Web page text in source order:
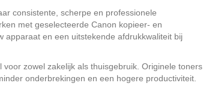
consistente, scherpe en professionele
met geselecteerde Canon kopieer- en
apparaat en een uitstekende afdrukkwaliteit bij
zowel zakelijk als thuisgebruik. Originele toners
onderbrekingen en een hogere productiviteit.